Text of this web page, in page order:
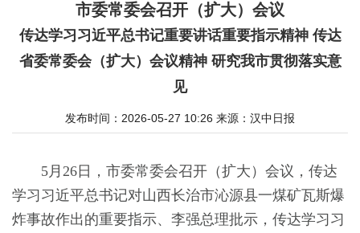
市委常委会召开（扩大）会议
传达学习习近平总书记重要讲话重要指示精神 传达
省委常委会（扩大）会议精神 研究我市贯彻落实意
见
发布时间：2026-05-27 10:26 来源： 汉中日报
5月26日，市委常委会召开（扩大）会议，传达
学习习近平总书记对山西长治市沁源县一煤矿瓦斯爆
炸事故作出的重要指示、李强总理批示，传达学习习